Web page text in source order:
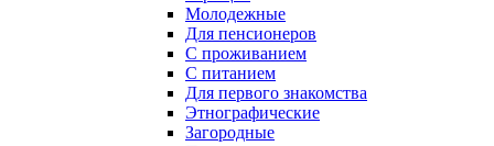
Молодежные
Для пенсионеров
С проживанием
С питанием
Для первого знакомства
Этнографические
Загородные